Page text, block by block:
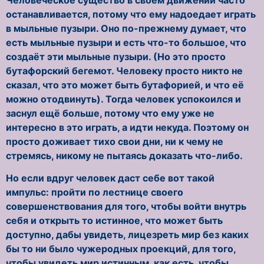
останавливается, потому что ему надоедает играть
в мыльные пузыри. Оно по-прежнему думает, что
есть мыльные пузыри и есть что-то большое, что
создаёт эти мыльные пузыри. (Но это просто
бутафорский бегемот. Человеку просто никто не
сказал, что это может быть бутафорией, и что её
можно отодвинуть). Тогда человек успокоился и
заснул ещё больше, потому что ему уже не
интересно в это играть, а идти некуда. Поэтому он
просто доживает тихо свои дни, ни к чему не
стремясь, никому не пытаясь доказать что-либо.
Но если вдруг человек даст себе вот такой
импульс: пройти по лестнице своего
совершенствования для того, чтобы войти внутрь
себя и открыть то истинное, что может быть
доступно, дабы увидеть, лицезреть мир без каких
бы то ни было чужеродных проекций, для того,